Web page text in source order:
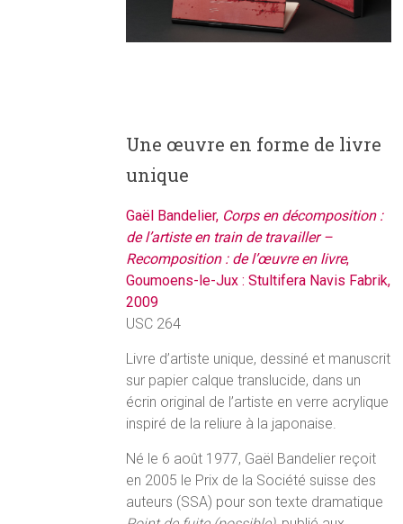
Une œuvre en forme de livre
unique
Gaël Bandelier,Corps en décomposition :
de l’artiste en train de travailler –
Recomposition : de l’œuvre en livre,
Goumoens-le-Jux : Stultifera Navis Fabrik,
2009
USC 264
Livre d’artiste unique, dessiné et manuscrit
sur papier calque translucide, dans un
écrin original de l’artiste en verre acrylique
inspiré de la reliure à la japonaise.
Né le 6 août 1977, Gaël Bandelier reçoit
en 2005 le Prix de la Société suisse des
auteurs (SSA) pour son texte dramatique